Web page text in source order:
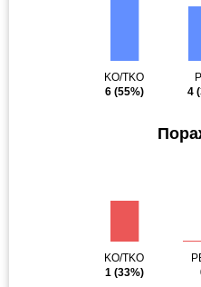
KO/TKO
6(55%)
4
KO/TKO
1(33%)